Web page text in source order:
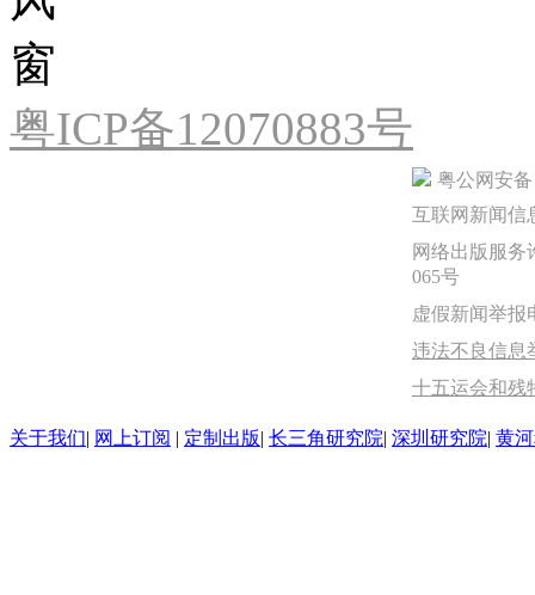
粤ICP备12070883号
粤公网安备
互联网新闻信
网络出版服务
065号
虚假新闻举报
违法不良信息
十五运会和残
关于我们| 网上订阅 | 定制出版| 长三角研究院| 深圳研究院| 黄